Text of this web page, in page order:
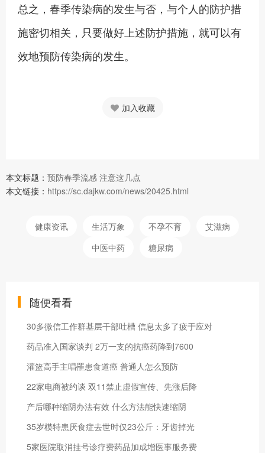
总之，春季传染病的发生与否，与个人的防护措
施密切相关，只要做好上述防护措施，就可以有
效地预防传染病的发生。
加入收藏
本文标题： 预防春季流感 注意这几点
本文链接： https://sc.dajkw.com/news/20425.html
健康资讯 生活万象 不孕不育
艾滋病
中医中药
糖尿病
随便看看
30多微信工作群基层干部吐槽 信息太多了疲于应对
药品准入国家谈判 2万一支的抗癌药降到7600
灌篮高手主唱罹患食道癌 普通人怎么预防
22家电商被约谈 双11禁止虚假宣传、先涨后降
产后哪种缩阴办法有效 什么方法能快速缩阴
35岁模特患厌食症去世时仅23公斤：牙齿掉光
5家医院取消挂号诊疗费药品加成增医事服务费